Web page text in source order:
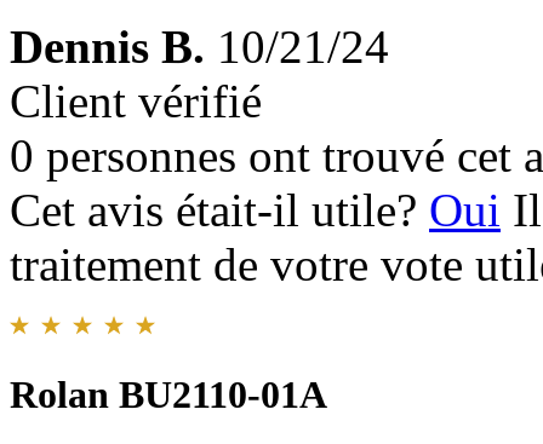
Dennis B. 10/21/24
Client vérifié
0 personnes ont trouvé cet
Cet avis était-il utile? Oui
traitement de votre vote
Rolan BU2110-01A